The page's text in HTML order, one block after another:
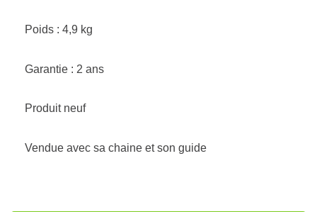
Poids : 4,9 kg
Garantie : 2 ans
Produit neuf
Vendue avec sa chaine et son guide